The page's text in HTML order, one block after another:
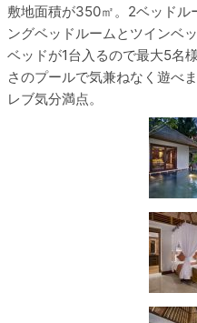
敷地面積が350㎡。2ベッドル
ングベッドルームとツインベ
ベッドが1台入るので最大5名
さのプールで気兼ねなく遊べ
レブ気分満点。